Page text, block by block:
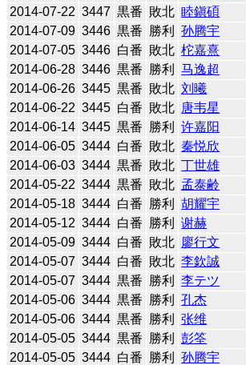
2014-07-22 3447 黒番 敗北 睦鎭碩
2014-07-09 3446 黒番 勝利 孙腾宇
2014-07-05 3446 白番 敗北 柁嘉熹
2014-06-28 3446 黒番 勝利 马逸超
2014-06-26 3445 黒番 敗北 刘曦
2014-06-22 3445 白番 敗北 唐韦星
2014-06-14 3445 黒番 勝利 许嘉阳
2014-06-05 3444 白番 敗北 秦悦欣
2014-06-03 3444 黒番 敗北 丁世雄
2014-05-22 3444 黒番 敗北 孟泰齢
2014-05-18 3444 白番 勝利 胡耀宇
2014-05-12 3444 白番 勝利 谢赫
2014-05-09 3444 白番 敗北 廖行文
2014-05-07 3444 白番 敗北 李欽誠
2014-05-07 3444 黒番 勝利 李テツ
2014-05-06 3444 黒番 勝利 孔杰
2014-05-06 3444 黒番 勝利 张维
2014-05-05 3444 黒番 勝利 彭筌
2014-05-05 3444 白番 勝利 孙腾宇